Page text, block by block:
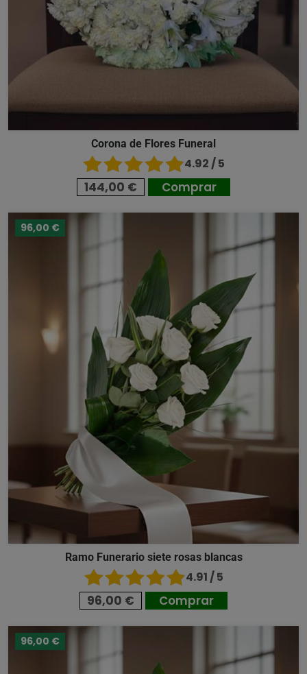
Corona de Flores Funeral
4.92 / 5
144,00 € Comprar
96,00 €
Ramo Funerario siete rosas blancas
4.91 / 5
96,00 € Comprar
96,00 €